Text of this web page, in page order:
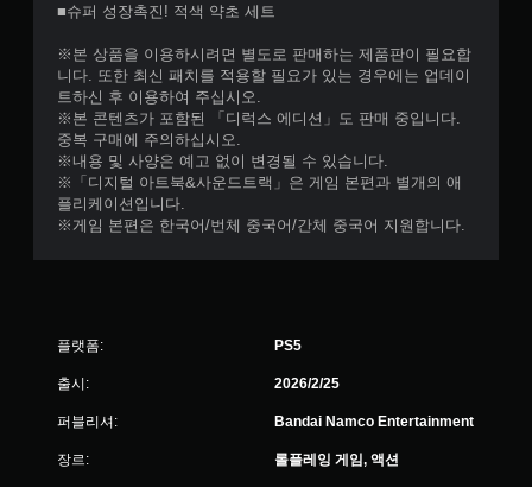
■슈퍼 성장촉진! 적색 약초 세트
※본 상품을 이용하시려면 별도로 판매하는 제품판이 필요합
니다. 또한 최신 패치를 적용할 필요가 있는 경우에는 업데이
트하신 후 이용하여 주십시오.
※본 콘텐츠가 포함된 「디럭스 에디션」도 판매 중입니다.
중복 구매에 주의하십시오.
※내용 및 사양은 예고 없이 변경될 수 있습니다.
※「디지털 아트북&사운드트랙」은 게임 본편과 별개의 애
플리케이션입니다.
※게임 본편은 한국어/번체 중국어/간체 중국어 지원합니다.
플랫폼: PS5
출시: 2026/2/25
퍼블리셔: Bandai Namco Entertainment
장르: 롤플레잉 게임, 액션